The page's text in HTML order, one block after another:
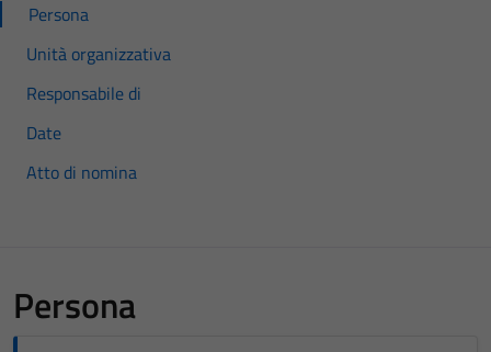
Persona
Unità organizzativa
Responsabile di
Date
Atto di nomina
Persona